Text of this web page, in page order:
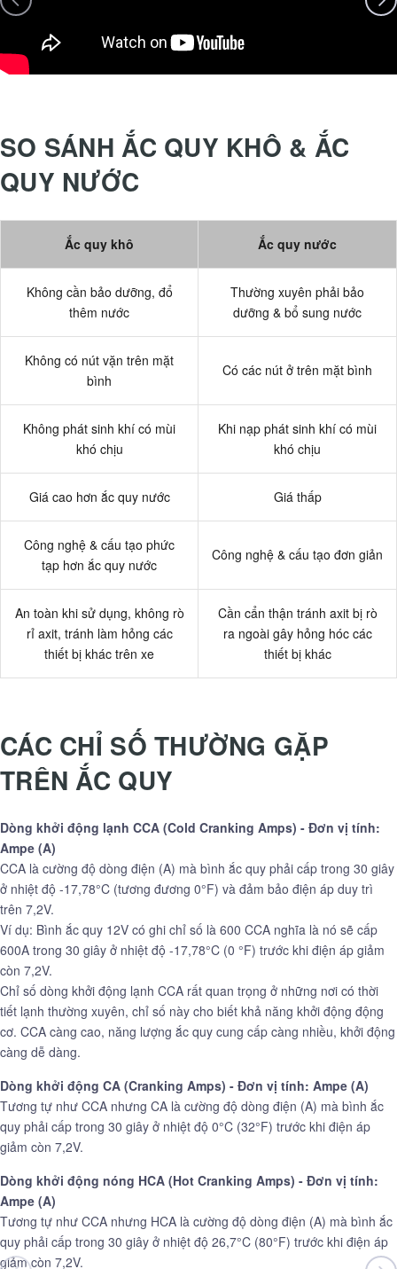
SO SÁNH ẮC QUY KHÔ & ẮC
QUY NƯỚC
Ắc quy khô Ắc quy nước
Không cần bảo dưỡng, đổ
thêm nước
Thường xuyên phải bảo
dưỡng & bổ sung nước
Không có nút vặn trên mặt
bình
Có các nút ở trên mặt bình
Không phát sinh khí có mùi
khó chịu
Khi nạp phát sinh khí có mùi
khó chịu
Giá cao hơn ắc quy nước Giá thấp
Công nghệ & cấu tạo phức
tạp hơn ắc quy nước
Công nghệ & cấu tạo đơn giản
An toàn khi sử dụng, không rò
rỉ axit, tránh làm hỏng các
thiết bị khác trên xe
Cần cẩn thận tránh axit bị rò
ra ngoài gây hỏng hóc các
thiết bị khác
CÁC CHỈ SỐ THƯỜNG GẶP
TRÊN ẮC QUY
Dòng khởi động lạnh CCA (Cold Cranking Amps) - Đơn vị tính:
Ampe (A)
CCA là cường độ dòng điện (A) mà bình ắc quy phải cấp trong 30 giây
ở nhiệt độ -17,78°C (tương đương 0°F) và đảm bảo điện áp duy trì
trên 7,2V.
Ví dụ: Bình ắc quy 12V có ghi chỉ số là 600 CCA nghĩa là nó sẽ cấp
600A trong 30 giây ở nhiệt độ -17,78°C (0 °F) trước khi điện áp giảm
còn 7,2V.
Chỉ số dòng khởi động lạnh CCA rất quan trọng ở những nơi có thời
tiết lạnh thường xuyên, chỉ số này cho biết khả năng khởi động động
cơ. CCA càng cao, năng lượng ắc quy cung cấp càng nhiều, khởi động
càng dễ dàng.
Dòng khởi động CA (Cranking Amps) - Đơn vị tính: Ampe (A)
Tương tự như CCA nhưng CA là cường độ dòng điện (A) mà bình ắc
quy phải cấp trong 30 giây ở nhiệt độ 0°C (32°F) trước khi điện áp
giảm còn 7,2V.
Dòng khởi động nóng HCA (Hot Cranking Amps) - Đơn vị tính:
Ampe (A)
Tương tự như CCA nhưng HCA là cường độ dòng điện (A) mà bình ắc
quy phải cấp trong 30 giây ở nhiệt độ 26,7°C (80°F) trước khi điện áp
giảm còn 7,2V.